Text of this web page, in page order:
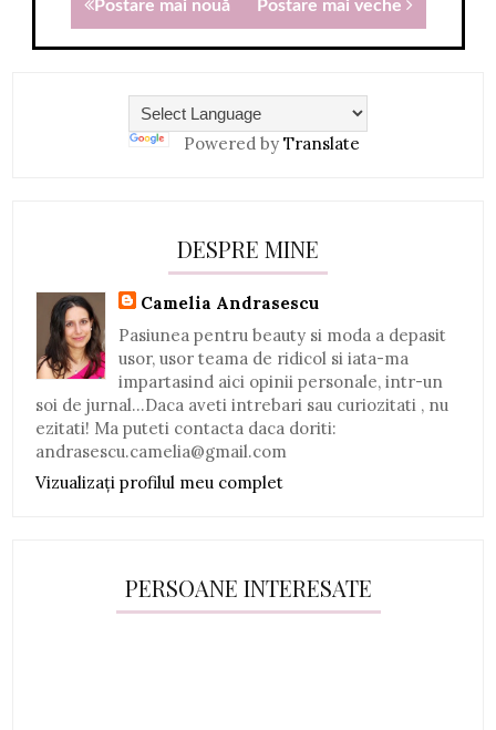
Postare mai nouă Postare mai veche
Powered by Translate
DESPRE MINE
Camelia Andrasescu
Pasiunea pentru beauty si moda a depasit
usor, usor teama de ridicol si iata-ma
impartasind aici opinii personale, intr-un
soi de jurnal...Daca aveti intrebari sau curiozitati , nu
ezitati! Ma puteti contacta daca doriti:
andrasescu.camelia@gmail.com
Vizualizați profilul meu complet
PERSOANE INTERESATE